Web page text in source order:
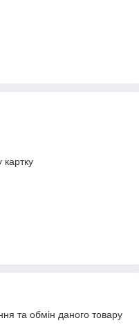
та обмін даного товару